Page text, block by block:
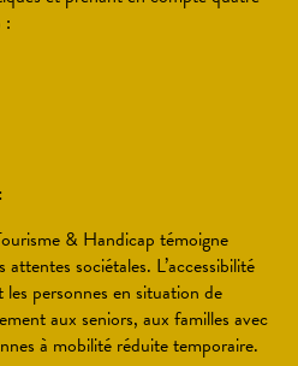
:
& Handicap témoigne
sociétales. L’accessibilité
personnes en situation de
aux seniors, aux familles avec
à mobilité réduite temporaire.